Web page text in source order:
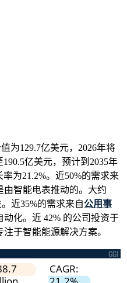
为129.7亿美元，2026年将
亿美元，预计到2035年
为21.2%。近50%的需求来
由智能电表推动的。大约
近35%的需求来自公用事
化。近 42% 的公司投资于
于智能能源解决方案。